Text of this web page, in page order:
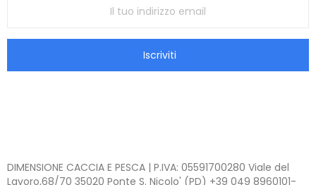
Iscriviti
DIMENSIONE CACCIA E PESCA | P.IVA: 05591700280 Viale del
Lavoro,68/70 35020 Ponte S. Nicolo' (PD) +39 049 8960101-